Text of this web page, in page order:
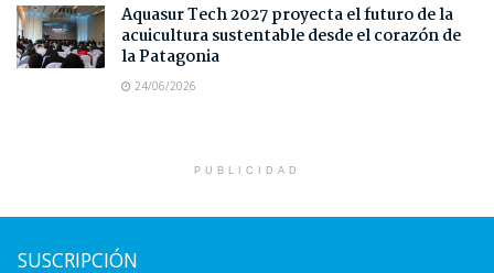
Aquasur Tech 2027 proyecta el futuro de la
acuicultura sustentable desde el corazón de
la Patagonia
24/06/2026
PUBLICIDAD
SUSCRIPCIÓN